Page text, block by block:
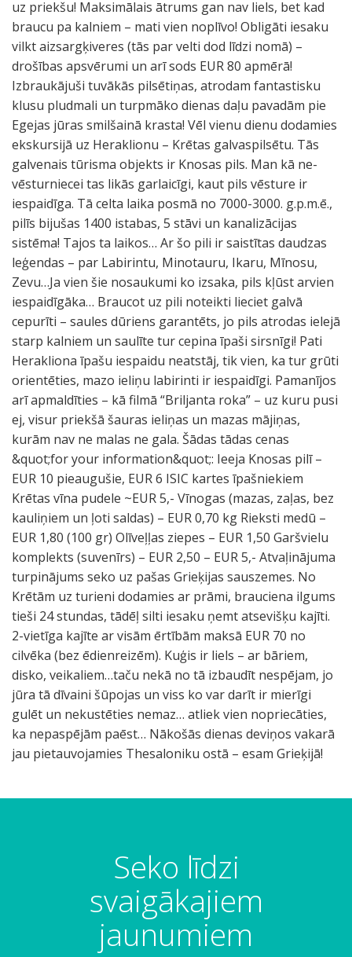
uz priekšu! Maksimālais ātrums gan nav liels, bet kad
braucu pa kalniem – mati vien noplīvo! Obligāti iesaku
vilkt aizsargķiveres (tās par velti dod līdzi nomā) –
drošības apsvērumi un arī sods EUR 80 apmērā!
Izbraukājuši tuvākās pilsētiņas, atrodam fantastisku
klusu pludmali un turpmāko dienas daļu pavadām pie
Egejas jūras smilšainā krasta! Vēl vienu dienu dodamies
ekskursijā uz Heraklionu – Krētas galvaspilsētu. Tās
galvenais tūrisma objekts ir Knosas pils. Man kā ne-
vēsturniecei tas likās garlaicīgi, kaut pils vēsture ir
iespaidīga. Tā celta laika posmā no 7000-3000. g.p.m.ē.,
pilīs bijušas 1400 istabas, 5 stāvi un kanalizācijas
sistēma! Tajos ta laikos… Ar šo pili ir saistītas daudzas
leģendas – par Labirintu, Minotauru, Ikaru, Mīnosu,
Zevu…Ja vien šie nosaukumi ko izsaka, pils kļūst arvien
iespaidīgāka… Braucot uz pili noteikti lieciet galvā
cepurīti – saules dūriens garantēts, jo pils atrodas ielejā
starp kalniem un saulīte tur cepina īpaši sirsnīgi! Pati
Herakliona īpašu iespaidu neatstāj, tik vien, ka tur grūti
orientēties, mazo ieliņu labirinti ir iespaidīgi. Pamanījos
arī apmaldīties – kā filmā “Briljanta roka” – uz kuru pusi
ej, visur priekšā šauras ieliņas un mazas mājiņas,
kurām nav ne malas ne gala. Šādas tādas cenas
&quot;for your information&quot;: Ieeja Knosas pilī –
EUR 10 pieaugušie, EUR 6 ISIC kartes īpašniekiem
Krētas vīna pudele ~EUR 5,- Vīnogas (mazas, zaļas, bez
kauliņiem un ļoti saldas) – EUR 0,70 kg Rieksti medū –
EUR 1,80 (100 gr) Olīveļļas ziepes – EUR 1,50 Garšvielu
komplekts (suvenīrs) – EUR 2,50 – EUR 5,- Atvaļinājuma
turpinājums seko uz pašas Grieķijas sauszemes. No
Krētām uz turieni dodamies ar prāmi, brauciena ilgums
tieši 24 stundas, tādēļ silti iesaku ņemt atsevišķu kajīti.
2-vietīga kajīte ar visām ērtībām maksā EUR 70 no
cilvēka (bez ēdienreizēm). Kuģis ir liels – ar bāriem,
disko, veikaliem…taču nekā no tā izbaudīt nespējam, jo
jūra tā dīvaini šūpojas un viss ko var darīt ir mierīgi
gulēt un nekustēties nemaz… atliek vien nopriecāties,
ka nepaspējām paēst… Nākošās dienas deviņos vakarā
jau pietauvojamies Thesaloniku ostā – esam Grieķijā!
Seko līdzi
svaigākajiem
jaunumiem